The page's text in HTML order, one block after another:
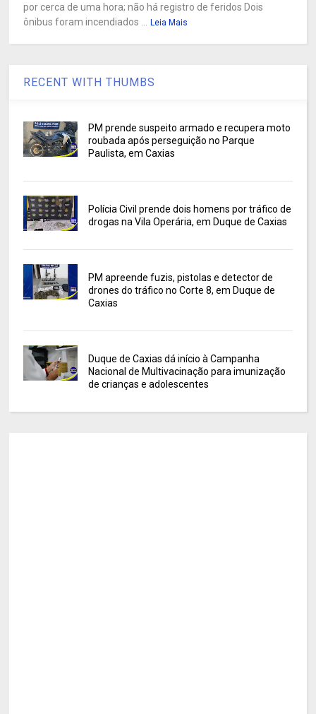
por cerca de uma hora; não há registro de feridos Dois
ônibus foram incendiados ...
Leia Mais
RECENT WITH THUMBS
PM prende suspeito armado e recupera moto
roubada após perseguição no Parque
Paulista, em Caxias
Polícia Civil prende dois homens por tráfico de
drogas na Vila Operária, em Duque de Caxias
PM apreende fuzis, pistolas e detector de
drones do tráfico no Corte 8, em Duque de
Caxias
Duque de Caxias dá início à Campanha
Nacional de Multivacinação para imunização
de crianças e adolescentes